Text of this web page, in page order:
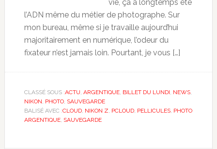
vie, ça a longtemps été
l’ADN même du métier de photographe. Sur
mon bureau, même si je travaille aujourd’hui
majoritairement en numérique, l’odeur du
fixateur n’est jamais loin. Pourtant, je vous […]
CLASSÉ SOUS :ACTU ARGENTIQUE, BILLET DU LUNDI NEWS,
NIKON PHOTO, SAUVEGARDE
BALISÉ AVEC :CLOUD, NIKON Z PCLOUD, PELLICULES, PHOTO
ARGENTIQUE, SAUVEGARDE